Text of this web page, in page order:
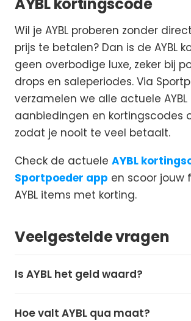
Wil je AYBL proberen zonder
prijs te betalen? Dan is de AYBL
geen overbodige luxe, zeker bij
drops en saleperiodes. Via
verzamelen we alle actuele AYBL
aanbiedingen en kortingscodes
zodat je nooit te veel betaalt.
Check de actuele AYBL
Sportpoeder app en scoor jouw
AYBL items met korting.
Veelgestelde vragen
Is AYBL het geld waard?
Hoe valt AYBL qua maat?